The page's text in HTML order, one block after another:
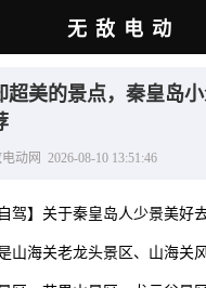
无敌电动
美的景点，秦皇岛小
动网 2026-08-10 13:51:46
驾】关于秦皇岛人少景美好
山海关老龙头景区、山海关